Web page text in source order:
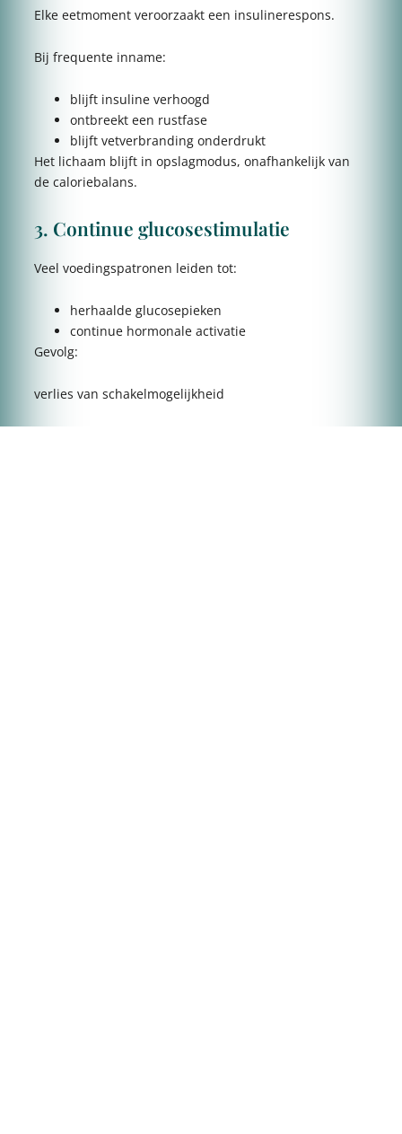
Elke eetmoment veroorzaakt een insulinerespons.
Bij frequente inname:
blijft insuline verhoogd
ontbreekt een rustfase
blijft vetverbranding onderdrukt
Het lichaam blijft in opslagmodus, onafhankelijk van
de caloriebalans.
3. Continue glucosestimulatie
Veel voedingspatronen leiden tot:
herhaalde glucosepieken
continue hormonale activatie
Gevolg:
verlies van schakelmogelijkheid